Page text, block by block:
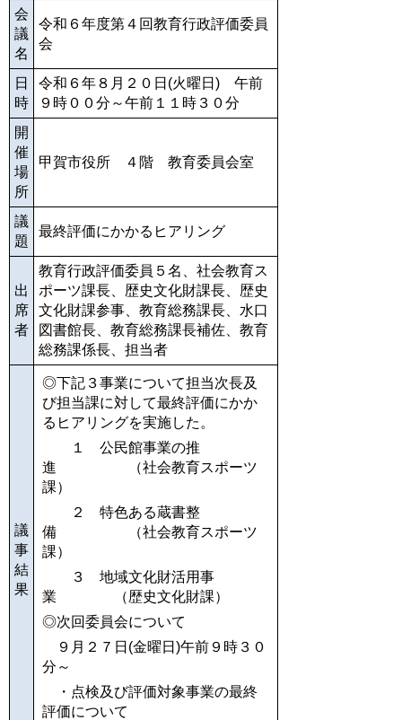
会
議
名
令和６年度第４回教育行政評価委員
会
日
時
令和６年８月２０日(火曜日) 午前
９時００分～午前１１時３０分
開
催
場
所
甲賀市役所 ４階 教育委員会室
議
題
最終評価にかかるヒアリング
出
席
者
教育行政評価委員５名、社会教育ス
ポーツ課長、歴史文化財課長、歴史
文化財課参事、教育総務課長、水口
図書館長、教育総務課長補佐、教育
総務課係長、担当者
議
事
結
果
◎下記３事業について担当次長及
び担当課に対して最終評価にかか
るヒアリングを実施した。
１ 公民館事業の推
進 （社会教育スポーツ
課）
２ 特色ある蔵書整
備 （社会教育スポーツ
課）
３ 地域文化財活用事
業 （歴史文化財課）
◎次回委員会について
９月２７日(金曜日)午前９時３０
分～
・点検及び評価対象事業の最終
評価について